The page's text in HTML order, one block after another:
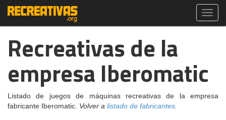
Recreativas de la
empresa Iberomatic
Listado de juegos de máquinas recreativas de la empresa
fabricante Iberomatic. Volver a listado de fabricantes